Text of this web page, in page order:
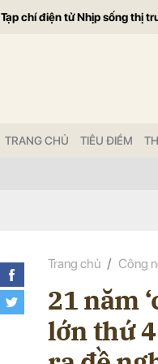
Tạp chí điện tử Nhịp sống thị
TRANG CHỦ TIÊU ĐIỂM
Trang chủ Công
21 năm
lớn thứ